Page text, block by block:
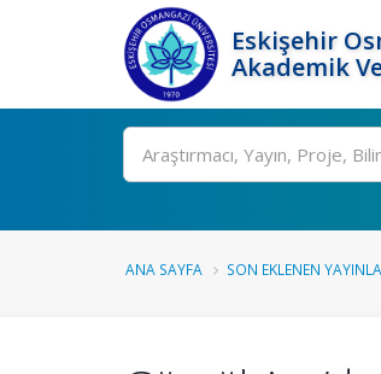
Eskişehir
Akademik
Ara
ANA SAYFA SON EKLENEN